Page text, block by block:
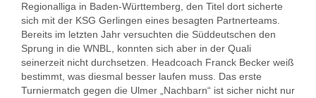
Regionalliga in Baden-Württemberg, den Titel dort sicherte
sich mit der KSG Gerlingen eines besagten Partnerteams.
Bereits im letzten Jahr versuchten die Süddeutschen den
Sprung in die WNBL, konnten sich aber in der Quali
seinerzeit nicht durchsetzen. Headcoach Franck Becker weiß
bestimmt, was diesmal besser laufen muss. Das erste
Turniermatch gegen die Ulmer „Nachbarn“ ist sicher nicht nur